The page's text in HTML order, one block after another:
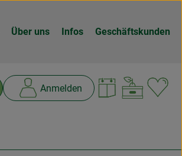
Über uns Infos Geschäftskunden
Anmelden